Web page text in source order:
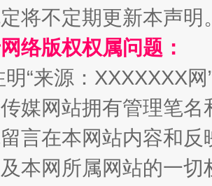
大暑三秋近 山西：
将不定期更新本声明
络版权权属问题：
“来源：XXXXXXX
媒网站拥有管理笔
留言在本网站内容和
本网所属网站的一